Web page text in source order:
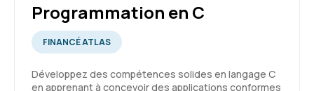
Programmation en C
FINANCÉ ATLAS
Développez des compétences solides en langage C
en apprenant à concevoir des applications conformes